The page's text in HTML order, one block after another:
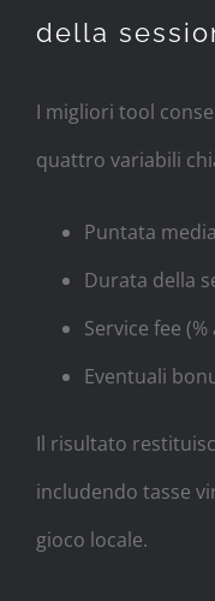
della
I migliori tool
quattro variabili
Puntata
Durata della
Service fee
Eventuali
Il risultato
includendo tasse
gioco locale.